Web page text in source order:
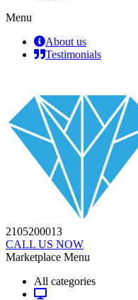
Menu
About us
Testimonials
2105200013
CALL US NOW
Marketplace Menu
All categories